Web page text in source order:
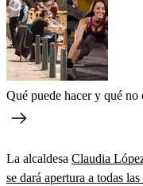
Qué puede hacer y qué no
La alcaldesa Claudia
se dará apertura a todas